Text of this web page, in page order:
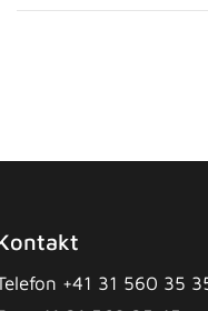
+41 31 560 35